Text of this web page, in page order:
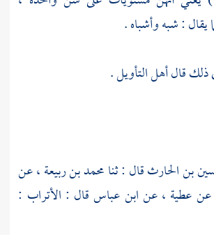
: شبه وأشباه .
ذلك قال أهل التأويل .
بن الحارثقال : ثنامحمد بن ربيعة، عن
عطية ، عنابن عباسقال : الأتراب :